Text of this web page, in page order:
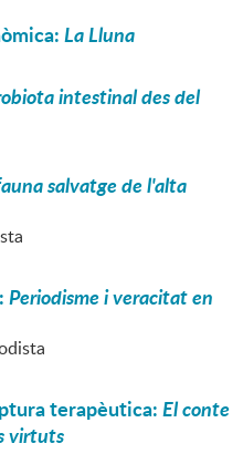
La Lluna
intestinal des del
salvatge de l'alta
Periodisme i veracitat en
terapèutica:El conte
virtuts